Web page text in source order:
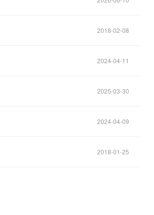
2018-02-08
2024-04-11
2025-03-30
2024-04-09
2018-01-25